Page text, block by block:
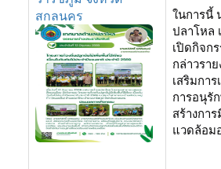
สกลนคร
ในการนี้
ปลาโหล
เปิดกิจก
กล่าวรา
เสริมกา
การอนุรั
สร้างกา
แวดล้อม